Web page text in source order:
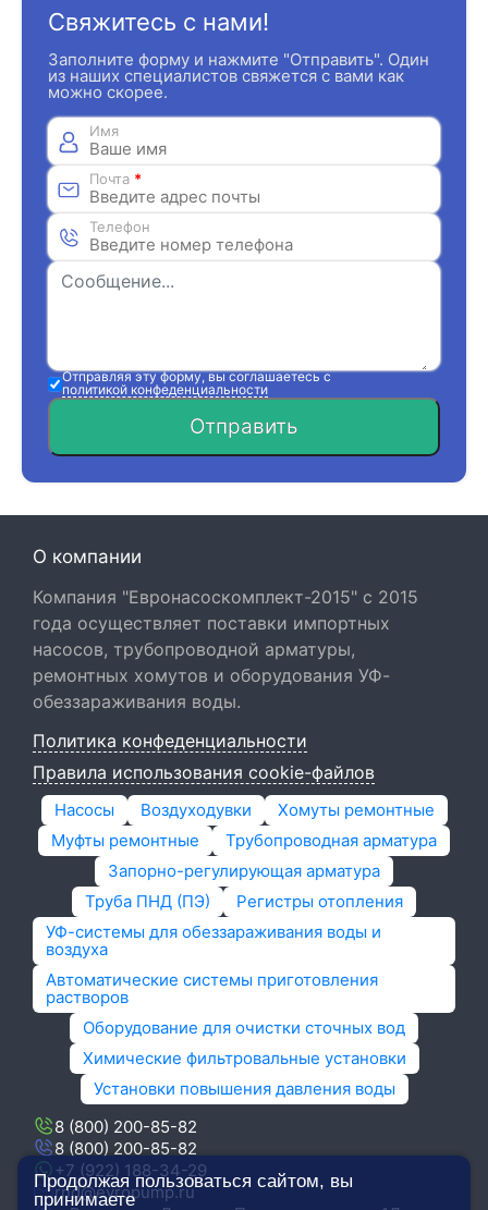
Свяжитесь с нами!
Заполните форму и нажмите "Отправить". Один
из наших специалистов свяжется с вами как
можно скорее.
Имя
Почта *
Телефон
Отправляя эту форму, вы соглашаетесь с
политикой конфеденциальности
Отправить
О компании
Компания "Евронасоскомплект-2015" с 2015
года осуществляет поставки импортных
насосов, трубопроводной арматуры,
ремонтных хомутов и оборудования УФ-
обеззараживания воды.
Политика конфеденциальности
Правила использования cookie-файлов
Насосы Воздуходувки
Хомуты ремонтные
Муфты ремонтные
Трубопроводная арматура
Запорно-регулирующая арматура
Труба ПНД (ПЭ)
Регистры отопления
УФ-системы для обеззараживания воды и
воздуха
Автоматические системы приготовления
растворов
Оборудование для очистки сточных вод
Химические фильтровальные установки
Установки повышения давления воды
8 (800) 200-85-82
8 (800) 200-85-82
+7 (922) 188-34-29
rnd@evropump.ru
Продолжая пользоваться сайтом, вы
принимаете